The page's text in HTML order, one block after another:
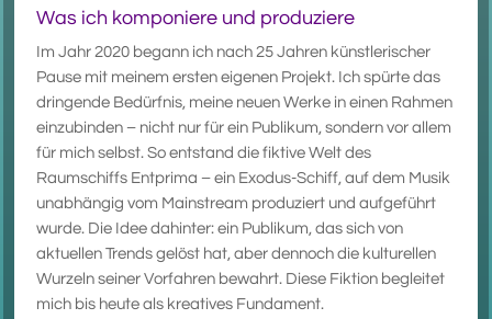
Was ich komponiere und produziere
Im Jahr 2020 begann ich nach 25 Jahren künstlerischer
Pause mit meinem ersten eigenen Projekt. Ich spürte das
dringende Bedürfnis, meine neuen Werke in einen Rahmen
einzubinden – nicht nur für ein Publikum, sondern vor allem
für mich selbst. So entstand die fiktive Welt des
Raumschiffs Entprima – ein Exodus-Schiff, auf dem Musik
unabhängig vom Mainstream produziert und aufgeführt
wurde. Die Idee dahinter: ein Publikum, das sich von
aktuellen Trends gelöst hat, aber dennoch die kulturellen
Wurzeln seiner Vorfahren bewahrt. Diese Fiktion begleitet
mich bis heute als kreatives Fundament.